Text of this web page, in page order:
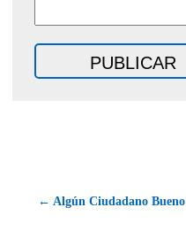
← Algún Ciudadano Bueno